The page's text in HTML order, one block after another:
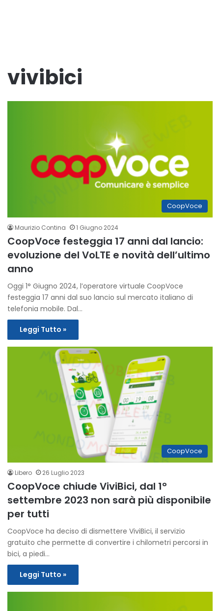
vivibici
CoopVoce
Maurizio Contina 1 Giugno 2024
CoopVoce festeggia 17 anni dal lancio:
evoluzione del VoLTE e novità dell’ultimo
anno
Oggi 1° Giugno 2024, l’operatore virtuale CoopVoce
festeggia 17 anni dal suo lancio sul mercato italiano di
telefonia mobile. Dal…
Leggi Tutto »
CoopVoce
Libero 26 Luglio 2023
CoopVoce chiude ViviBici, dal 1°
settembre 2023 non sarà più disponibile
per tutti
CoopVoce ha deciso di dismettere ViviBici, il servizio
gratuito che permette di convertire i chilometri percorsi in
bici, a piedi…
Leggi Tutto »